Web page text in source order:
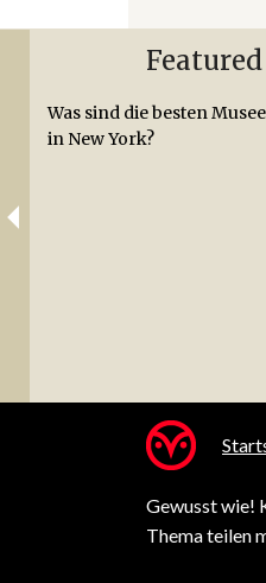
Was sind die besten
in New York?
Gewusst wie!
Thema teilen